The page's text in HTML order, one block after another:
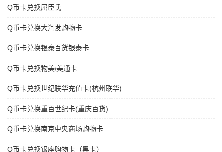
Q币卡兑换屈臣氏
Q币卡兑换大润发购物卡
Q币卡兑换银泰百货银泰卡
Q币卡兑换物美/美通卡
Q币卡兑换世纪联华充值卡(杭州联华)
Q币卡兑换重百世纪卡(重庆百货)
Q币卡兑换南京中央商场购物卡
Q币卡兑换银座购物卡（黑卡）